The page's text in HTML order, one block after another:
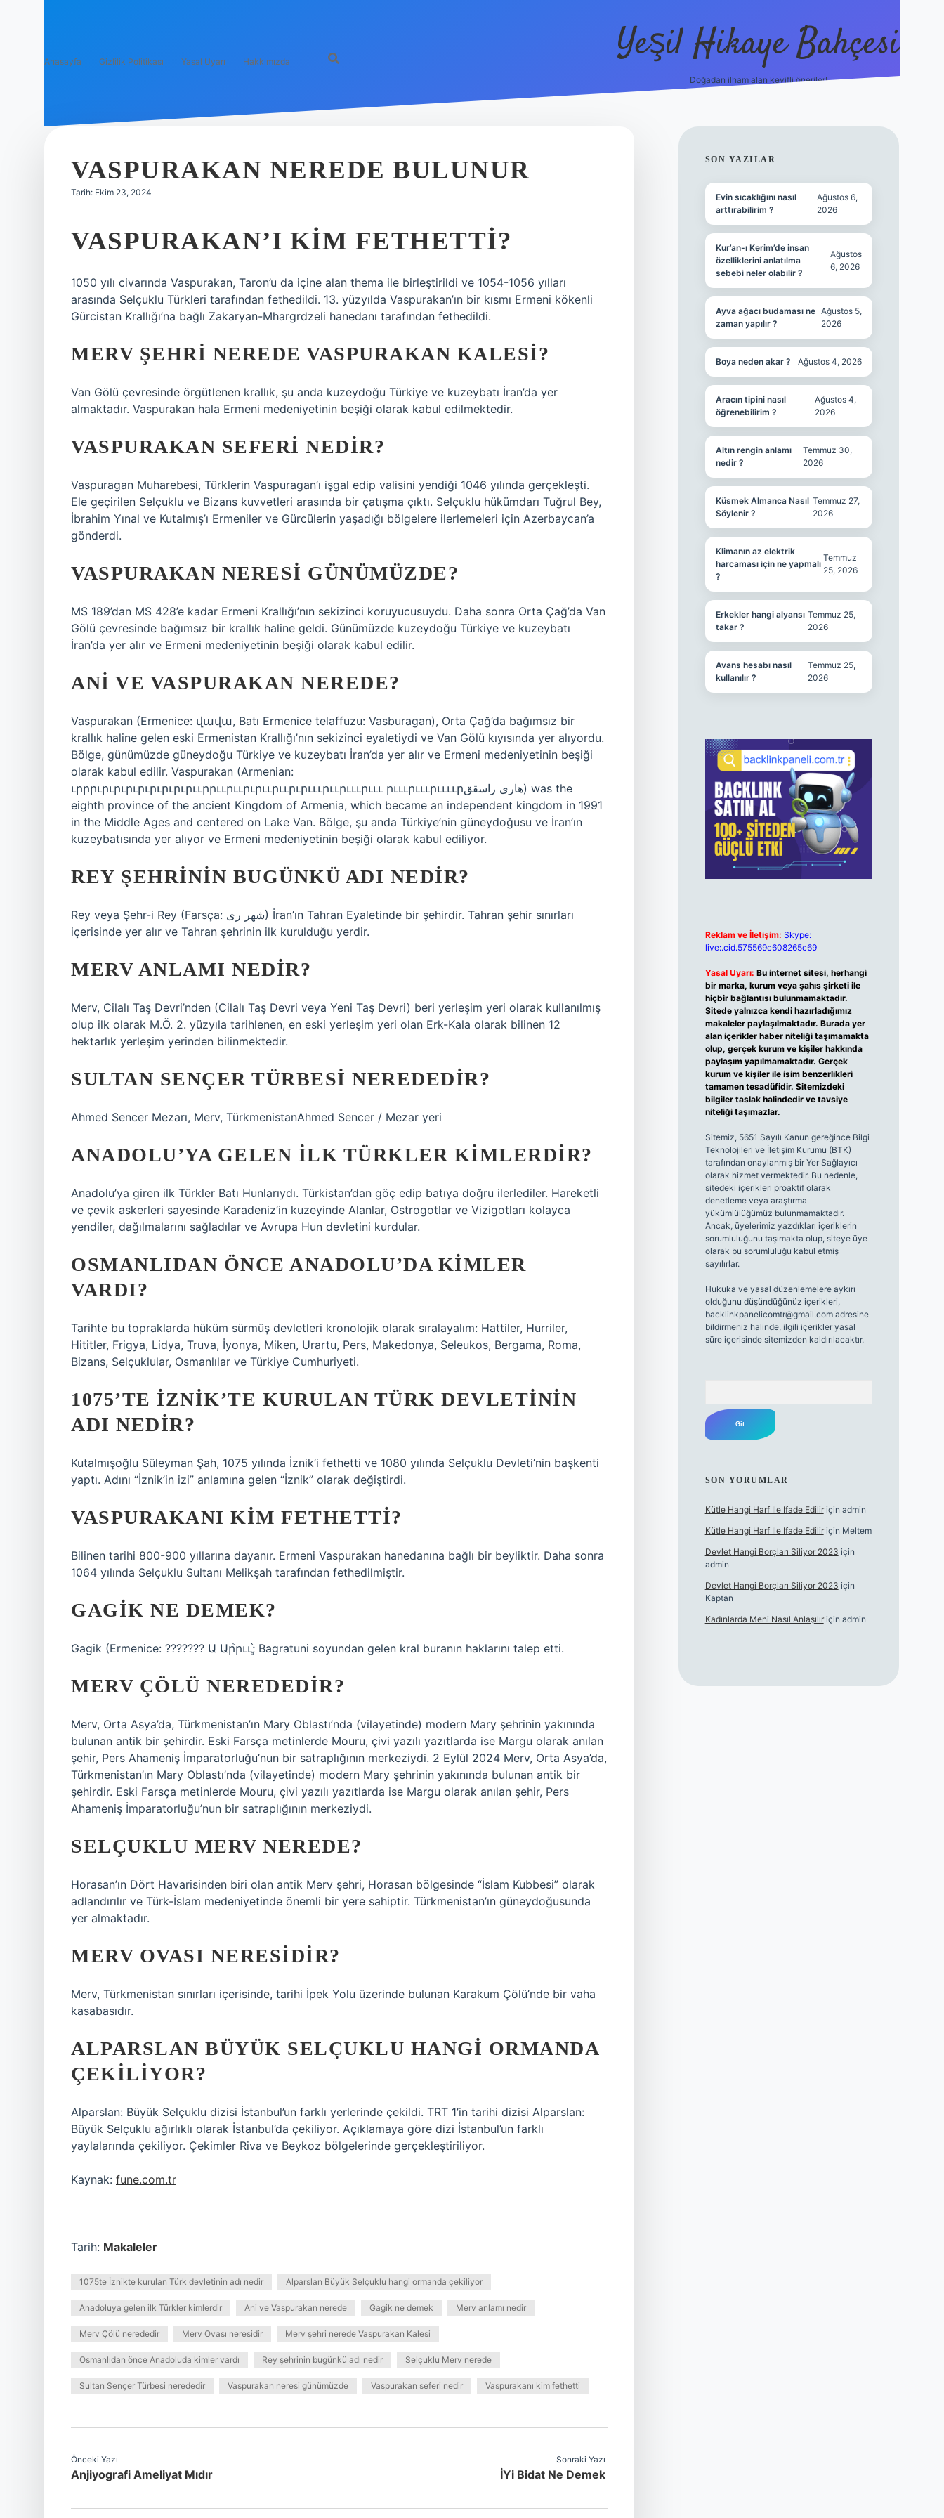
Anasayfa Gizlilik Politikası Yasal Uyarı Hakkımızda Yeşil Hikaye Bahçesi
Doğadan ilham alan keyifli öneriler!
VASPURAKAN NEREDE BULUNUR
Tarih: Ekim 23, 2024
VASPURAKAN’I KIM FETHETTI?
1050 yılı civarında Vaspurakan, Taron’u da içine alan thema ile birleştirildi ve 1054-1056 yılları
arasında Selçuklu Türkleri tarafından fethedildi. 13. yüzyılda Vaspurakan’ın bir kısmı Ermeni kökenli
Gürcistan Krallığı’na bağlı Zakaryan-Mhargrdzeli hanedanı tarafından fethedildi.
MERV ŞEHRI NEREDE VASPURAKAN KALESI?
Van Gölü çevresinde örgütlenen krallık, şu anda kuzeydoğu Türkiye ve kuzeybatı İran’da yer
almaktadır. Vaspurakan hala Ermeni medeniyetinin beşiği olarak kabul edilmektedir.
VASPURAKAN SEFERI NEDIR?
Vaspuragan Muharebesi, Türklerin Vaspuragan’ı işgal edip valisini yendiği 1046 yılında gerçekleşti.
Ele geçirilen Selçuklu ve Bizans kuvvetleri arasında bir çatışma çıktı. Selçuklu hükümdarı Tuğrul Bey,
İbrahim Yınal ve Kutalmış’ı Ermeniler ve Gürcülerin yaşadığı bölgelere ilerlemeleri için Azerbaycan’a
gönderdi.
VASPURAKAN NERESI GÜNÜMÜZDE?
MS 189’dan MS 428’e kadar Ermeni Krallığı’nın sekizinci koruyucusuydu. Daha sonra Orta Çağ’da Van
Gölü çevresinde bağımsız bir krallık haline geldi. Günümüzde kuzeydoğu Türkiye ve kuzeybatı
İran’da yer alır ve Ermeni medeniyetinin beşiği olarak kabul edilir.
ANI VE VASPURAKAN NEREDE?
Vaspurakan (Ermenice: վավա, Batı Ermenice telaffuzu: Vasburagan), Orta Çağ’da bağımsız bir
krallık haline gelen eski Ermenistan Krallığı’nın sekizinci eyaletiydi ve Van Gölü kıyısında yer alıyordu.
Bölge, günümüzde güneydoğu Türkiye ve kuzeybatı İran’da yer alır ve Ermeni medeniyetinin beşiği
olarak kabul edilir. Vaspurakan (Armenian:
ւրրրւրւրւրւրւրւրւրւրււրրււրււրւրււրււրւրւււրււրւււրւււ րւււրւււրււււրھاری راسقق) was the
eighth province of the ancient Kingdom of Armenia, which became an independent kingdom in 1991
in the Middle Ages and centered on Lake Van. Bölge, şu anda Türkiye’nin güneydoğusu ve İran’ın
kuzeybatısında yer alıyor ve Ermeni medeniyetinin beşiği olarak kabul ediliyor.
REY ŞEHRININ BUGÜNKÜ ADI NEDIR?
Rey veya Şehr-i Rey (Farsça: شهر ری‎) İran’ın Tahran Eyaletinde bir şehirdir. Tahran şehir sınırları
içerisinde yer alır ve Tahran şehrinin ilk kurulduğu yerdir.
MERV ANLAMI NEDIR?
Merv, Cilalı Taş Devri’nden (Cilalı Taş Devri veya Yeni Taş Devri) beri yerleşim yeri olarak kullanılmış
olup ilk olarak M.Ö. 2. yüzyıla tarihlenen, en eski yerleşim yeri olan Erk-Kala olarak bilinen 12
hektarlık yerleşim yerinden bilinmektedir.
SULTAN SENÇER TÜRBESI NEREDEDIR?
Ahmed Sencer Mezarı, Merv, TürkmenistanAhmed Sencer / Mezar yeri
ANADOLU’YA GELEN ILK TÜRKLER KIMLERDIR?
Anadolu’ya giren ilk Türkler Batı Hunlarıydı. Türkistan’dan göç edip batıya doğru ilerlediler. Hareketli
ve çevik askerleri sayesinde Karadeniz’in kuzeyinde Alanlar, Ostrogotlar ve Vizigotları kolayca
yendiler, dağılmalarını sağladılar ve Avrupa Hun devletini kurdular.
OSMANLIDAN ÖNCE ANADOLU’DA KIMLER
VARDI?
Tarihte bu topraklarda hüküm sürmüş devletleri kronolojik olarak sıralayalım: Hattiler, Hurriler,
Hititler, Frigya, Lidya, Truva, İyonya, Miken, Urartu, Pers, Makedonya, Seleukos, Bergama, Roma,
Bizans, Selçuklular, Osmanlılar ve Türkiye Cumhuriyeti.
1075’TE İZNIK’TE KURULAN TÜRK DEVLETININ
ADI NEDIR?
Kutalmışoğlu Süleyman Şah, 1075 yılında İznik’i fethetti ve 1080 yılında Selçuklu Devleti’nin başkenti
yaptı. Adını “İznik’in izi” anlamına gelen “İznik” olarak değiştirdi.
VASPURAKANI KIM FETHETTI?
Bilinen tarihi 800-900 yıllarına dayanır. Ermeni Vaspurakan hanedanına bağlı bir beyliktir. Daha sonra
1064 yılında Selçuklu Sultanı Melikşah tarafından fethedilmiştir.
GAGIK NE DEMEK?
Gagik (Ermenice: ??????? Ա Ար֮րււֶ֫; Bagratuni soyundan gelen kral buranın haklarını talep etti.
MERV ÇÖLÜ NEREDEDIR?
Merv, Orta Asya’da, Türkmenistan’ın Mary Oblastı’nda (vilayetinde) modern Mary şehrinin yakınında
bulunan antik bir şehirdir. Eski Farsça metinlerde Mouru, çivi yazılı yazıtlarda ise Margu olarak anılan
şehir, Pers Ahameniş İmparatorluğu’nun bir satraplığının merkeziydi. 2 Eylül 2024 Merv, Orta Asya’da,
Türkmenistan’ın Mary Oblastı’nda (vilayetinde) modern Mary şehrinin yakınında bulunan antik bir
şehirdir. Eski Farsça metinlerde Mouru, çivi yazılı yazıtlarda ise Margu olarak anılan şehir, Pers
Ahameniş İmparatorluğu’nun bir satraplığının merkeziydi.
SELÇUKLU MERV NEREDE?
Horasan’ın Dört Havarisinden biri olan antik Merv şehri, Horasan bölgesinde “İslam Kubbesi” olarak
adlandırılır ve Türk-İslam medeniyetinde önemli bir yere sahiptir. Türkmenistan’ın güneydoğusunda
yer almaktadır.
MERV OVASI NERESIDIR?
Merv, Türkmenistan sınırları içerisinde, tarihi İpek Yolu üzerinde bulunan Karakum Çölü’nde bir vaha
kasabasıdır.
ALPARSLAN BÜYÜK SELÇUKLU HANGI ORMANDA
ÇEKILIYOR?
Alparslan: Büyük Selçuklu dizisi İstanbul’un farklı yerlerinde çekildi. TRT 1’in tarihi dizisi Alparslan:
Büyük Selçuklu ağırlıklı olarak İstanbul’da çekiliyor. Açıklamaya göre dizi İstanbul’un farklı
yaylalarında çekiliyor. Çekimler Riva ve Beykoz bölgelerinde gerçekleştiriliyor.
Kaynak: fune.com.tr
Tarih: Makaleler
1075te İznikte kurulan Türk devletinin adı nedir Alparslan Büyük Selçuklu hangi ormanda çekiliyor
Anadoluya gelen ilk Türkler kimlerdir Ani ve Vaspurakan nerede Gagik ne demek Merv anlamı nedir
Merv Çölü nerededir Merv Ovası neresidir Merv şehri nerede Vaspurakan Kalesi
Osmanlıdan önce Anadoluda kimler vardı Rey şehrinin bugünkü adı nedir Selçuklu Merv nerede
Sultan Sençer Türbesi nerededir Vaspurakan neresi günümüzde Vaspurakan seferi nedir Vaspurakanı kim fethetti
Önceki Yazı
Anjiyografi Ameliyat Mıdır
Sonraki Yazı
İYi Bidat Ne Demek
SIDEBAR
SON YAZILAR
Evin sıcaklığını nasıl
arttırabilirim ?
Ağustos 6,
2026
Kur’an-ı Kerim’de insan
özelliklerini anlatılma
sebebi neler olabilir ?
Ağustos
6, 2026
Ayva ağacı budaması ne
zaman yapılır ?
Ağustos 5,
2026
Boya neden akar ? Ağustos 4, 2026
Aracın tipini nasıl
öğrenebilirim ?
Ağustos 4,
2026
Altın rengin anlamı
nedir ?
Temmuz 30,
2026
Küsmek Almanca Nasıl
Söylenir ?
Temmuz 27,
2026
Klimanın az elektrik
harcaması için ne yapmalı
?
Temmuz
25, 2026
Erkekler hangi alyansı
takar ?
Temmuz 25,
2026
Avans hesabı nasıl
kullanılır ?
Temmuz 25,
2026
Reklam ve İletişim: Skype:
live:.cid.575569c608265c69
Yasal Uyarı: Bu internet sitesi, herhangi
bir marka, kurum veya şahıs şirketi ile
hiçbir bağlantısı bulunmamaktadır.
Sitede yalnızca kendi hazırladığımız
makaleler paylaşılmaktadır. Burada yer
alan içerikler haber niteliği taşımamakta
olup, gerçek kurum ve kişiler hakkında
paylaşım yapılmamaktadır. Gerçek
kurum ve kişiler ile isim benzerlikleri
tamamen tesadüfidir. Sitemizdeki
bilgiler taslak halindedir ve tavsiye
niteliği taşımazlar.
Sitemiz, 5651 Sayılı Kanun gereğince Bilgi
Teknolojileri ve İletişim Kurumu (BTK)
tarafından onaylanmış bir Yer Sağlayıcı
olarak hizmet vermektedir. Bu nedenle,
sitedeki içerikleri proaktif olarak
denetleme veya araştırma
yükümlülüğümüz bulunmamaktadır.
Ancak, üyelerimiz yazdıkları içeriklerin
sorumluluğunu taşımakta olup, siteye üye
olarak bu sorumluluğu kabul etmiş
sayılırlar.
Hukuka ve yasal düzenlemelere aykırı
olduğunu düşündüğünüz içerikleri,
backlinkpanelicomtr@gmail.comadresine
bildirmeniz halinde, ilgili içerikler yasal
süre içerisinde sitemizden kaldırılacaktır.
SON YORUMLAR
Kütle Hangi Harf Ile Ifade Ediliriçin admin
Kütle Hangi Harf Ile Ifade Ediliriçin Meltem
Devlet Hangi Borçları Siliyor 2023 için
admin
Devlet Hangi Borçları Siliyor 2023 için
Kaptan
Kadınlarda Meni Nasıl Anlaşılıriçin admin
en güvenilir